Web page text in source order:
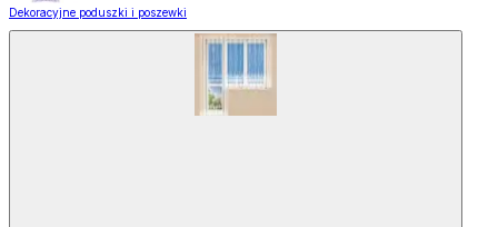
Dekoracyjne poduszki i poszewki